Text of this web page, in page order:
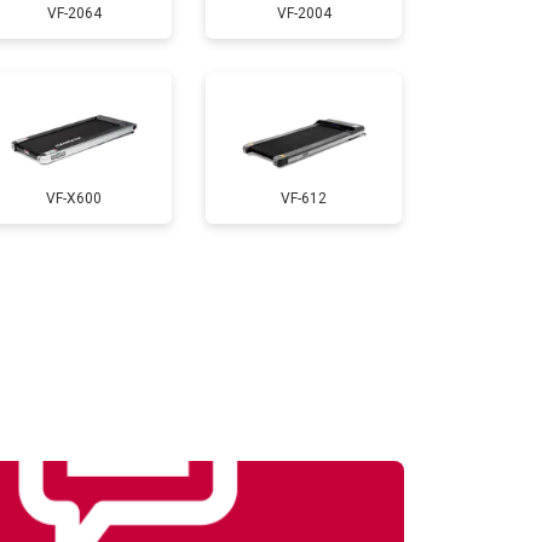
1000 ₽ Заказать
VF-2064 VF-2004
VF-X600 VF-612